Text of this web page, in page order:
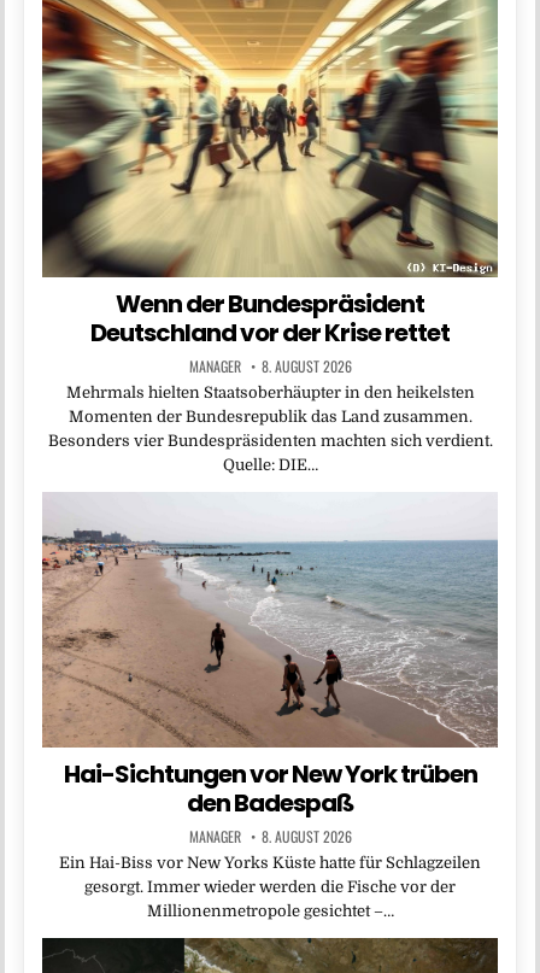
Wenn der Bundespräsident
Deutschland vor der Krise rettet
MANAGER 8. AUGUST 2026
Mehrmals hielten Staatsoberhäupter in den heikelsten
Momenten der Bundesrepublik das Land zusammen.
Besonders vier Bundespräsidenten machten sich verdient.
Quelle: DIE…
Hai-Sichtungen vor New York trüben
den Badespaß
MANAGER 8. AUGUST 2026
Ein Hai-Biss vor New Yorks Küste hatte für Schlagzeilen
gesorgt. Immer wieder werden die Fische vor der
Millionenmetropole gesichtet –…